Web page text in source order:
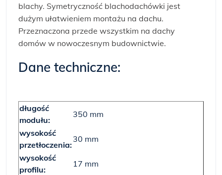
blachy. Symetryczność blachodachówki jest
dużym ułatwieniem montażu na dachu.
Przeznaczona przede wszystkim na dachy
domów w nowoczesnym budownictwie.
Dane techniczne:
długość
modułu:
350 mm
wysokość
przetłoczenia:
30 mm
wysokość
profilu:
17 mm